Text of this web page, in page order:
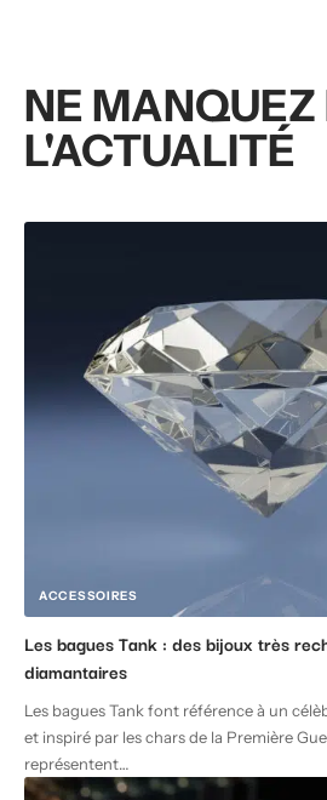
NE MANQUEZ
L'ACTUALITÉ
ACCESSOIRES
Les bagues Tank : des bijoux très
diamantaires
Les bagues Tank font référence à un
et inspiré par les chars de la Première
représentent…